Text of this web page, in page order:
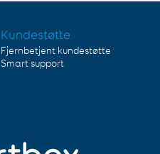
Kundestøtte
Fjernbetjent kundestøtte
Smart support